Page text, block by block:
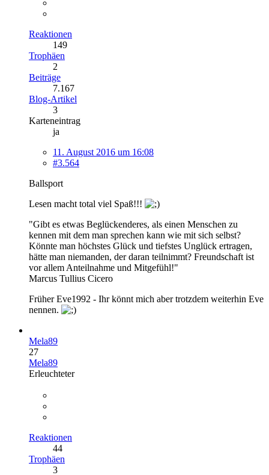
Reaktionen
149
Trophäen
2
Beiträge
7.167
Blog-Artikel
3
Karteneintrag
ja
11. August 2016 um 16:08
#3.564
Ballsport
Lesen macht total viel Spaß!!!
"Gibt es etwas Beglückenderes, als einen Menschen zu
kennen mit dem man sprechen kann wie mit sich selbst?
Könnte man höchstes Glück und tiefstes Unglück ertragen,
hätte man niemanden, der daran teilnimmt? Freundschaft ist
vor allem Anteilnahme und Mitgefühl!"
Marcus Tullius Cicero
Früher Eve1992 - Ihr könnt mich aber trotzdem weiterhin Eve
nennen.
Mela89
27
Mela89
Erleuchteter
Reaktionen
44
Trophäen
3